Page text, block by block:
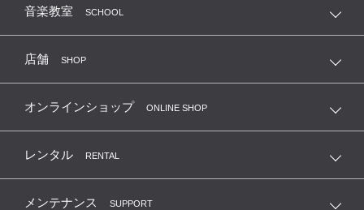
音楽教室 SCHOOL
店舗 SHOP
オンラインショップ ONLINE SHOP
レンタル RENTAL
メンテナンス SUPPORT